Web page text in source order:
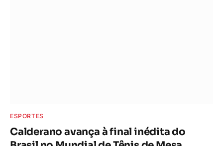
ESPORTES
Calderano avança à final inédita do